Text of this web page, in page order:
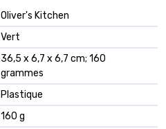
‎Oliver's Kitchen
‎Vert
‎36,5 x 6,7 x 6,7 cm; 160
grammes
‎Plastique
‎160 g